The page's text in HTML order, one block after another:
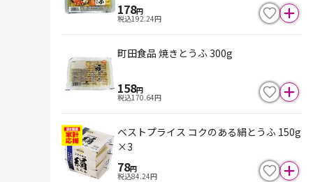
178円
税込192.24円
町田食品 焼きとうふ 300g
158円
税込170.64円
ベストプライス コクのある絹とうふ 150g
×3
78円
税込84.24円